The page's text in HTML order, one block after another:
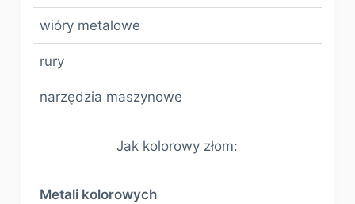
wióry metalowe
rury
narzędzia maszynowe
Jak kolorowy złom:
Metali kolorowych